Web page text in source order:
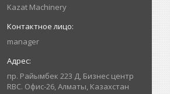
Kazat Machinery
manager
пр. Райымбек 223 Д, Бизнес центр
RBC. Офис-26, Алматы, Казахстан